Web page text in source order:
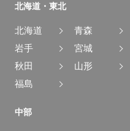
北海道・東北
北海道
青森
岩手
宮城
秋田
山形
福島
中部